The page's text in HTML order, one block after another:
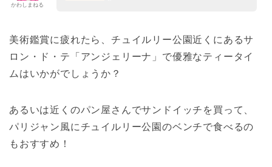
かわしまねる
美術鑑賞に疲れたら、チュイルリー公園近くにあるサ
ロン・ド・テ「アンジェリーナ」で優雅なティータイ
ムはいかがでしょうか？
あるいは近くのパン屋さんでサンドイッチを買って、
パリジャン風にチュイルリー公園のベンチで食べるの
もおすすめ！